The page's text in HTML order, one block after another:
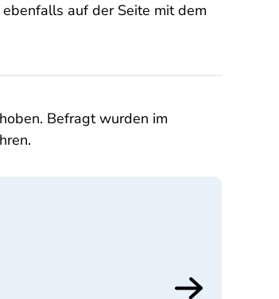
auf der Seite mit dem
Befragt wurden im